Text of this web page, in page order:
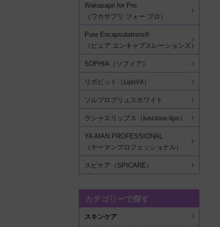
Wakasapri for Pro.
（ワカサプリ フォー プロ）
Pure Encapsulations®
（ピュア エンキャプスレーションズ）
SOPHIA（ソフィア）
リポビット（LipoVit）
ソルプロプリュスホワイト
ラシャスリップス（luscious-lips）
YA-MAN PROFESSIONAL
（ヤーマンプロフェッショナル）
スピケア（SPICARE）
カテゴリーで探す
スキンケア